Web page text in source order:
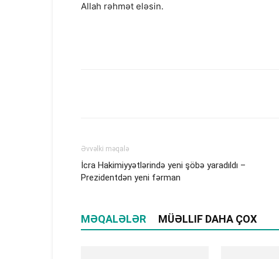
Allah rəhmət eləsin.
Əvvəlki məqalə
İcra Hakimiyyətlərində yeni şöbə yaradıldı –
Prezidentdən yeni fərman
MƏQALƏLƏR MÜƏLLIF DAHA ÇOX